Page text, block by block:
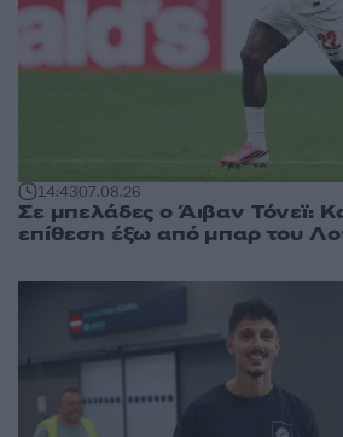
14:4307.08.26
Σε μπελάδες ο Άιβαν Τόνεϊ:
επίθεση έξω από μπαρ του